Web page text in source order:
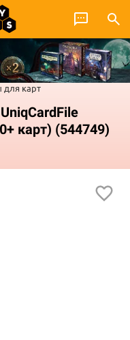
для карт
карт) (544749)